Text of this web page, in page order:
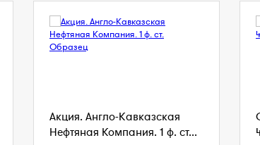
Акция. Англо-Кавказская
Нефтяная Компания. 1 ф. ст...